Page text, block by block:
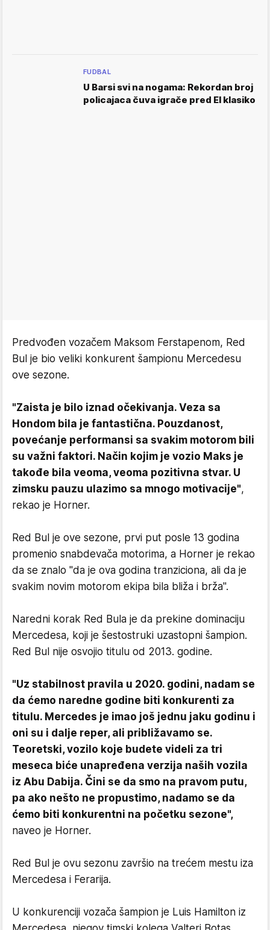
FUDBAL
U Barsi svi na nogama: Rekordan broj
policajaca čuva igrače pred El klasiko
Predvođen vozačem Maksom Ferstapenom, Red
Bul je bio veliki konkurent šampionu Mercedesu
ove sezone.
"Zaista je bilo iznad očekivanja. Veza sa
Hondom bila je fantastična. Pouzdanost,
povećanje performansi sa svakim motorom bili
su važni faktori. Način kojim je vozio Maks je
takođe bila veoma, veoma pozitivna stvar. U
zimsku pauzu ulazimo sa mnogo motivacije",
rekao je Horner.
Red Bul je ove sezone, prvi put posle 13 godina
promenio snabdevača motorima, a Horner je rekao
da se znalo "da je ova godina tranziciona, ali da je
svakim novim motorom ekipa bila bliža i brža".
Naredni korak Red Bula je da prekine dominaciju
Mercedesa, koji je šestostruki uzastopni šampion.
Red Bul nije osvojio titulu od 2013. godine.
"Uz stabilnost pravila u 2020. godini, nadam se
da ćemo naredne godine biti konkurenti za
titulu. Mercedes je imao još jednu jaku godinu i
oni su i dalje reper, ali približavamo se.
Teoretski, vozilo koje budete videli za tri
meseca biće unapređena verzija naših vozila
iz Abu Dabija. Čini se da smo na pravom putu,
pa ako nešto ne propustimo, nadamo se da
ćemo biti konkurentni na početku sezone",
naveo je Horner.
Red Bul je ovu sezonu završio na trećem mestu iza
Mercedesa i Ferarija.
U konkurenciji vozača šampion je Luis Hamilton iz